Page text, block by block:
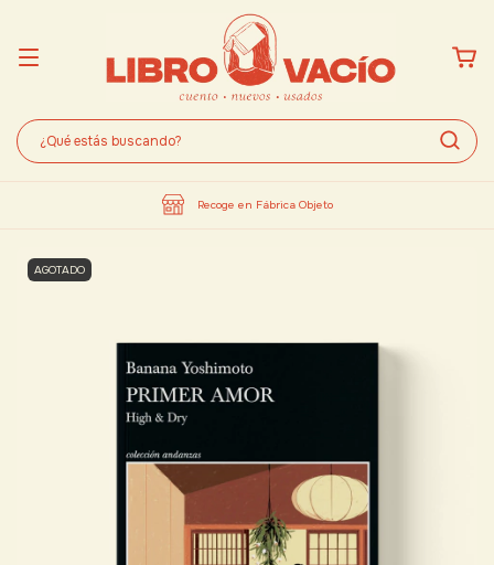
Recoge en Fábrica Objeto
AGOTADO